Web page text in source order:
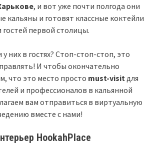
, и вот уже почти полгода они
кальяны и готовят классные коктейли
гостей первой столицы.
них в гостях? Стоп-стоп-стоп, это
И чтобы окончательно
что это место просто must-visit для
и профессионалов в кальянной
вам отправиться в виртуальную
вместе с нами!
HookahPlace